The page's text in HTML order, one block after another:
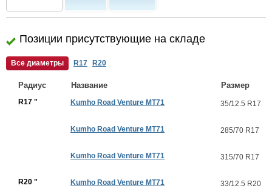
Позиции присутствующие на складе
Все диаметры R17 R20
Радиус Название Размер
R17 " Kumho Road Venture MT71 35/12.5 R17
Kumho Road Venture MT71 285/70 R17
Kumho Road Venture MT71 315/70 R17
R20 " Kumho Road Venture MT71 33/12.5 R20